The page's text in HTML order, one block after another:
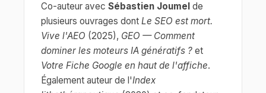
Co-auteur avec Sébastien Joumel de
plusieurs ouvrages dont Le SEO est mort.
Vive l'AEO (2025), GEO — Comment
dominer les moteurs IA génératifs ? et
Votre Fiche Google en haut de l'affiche.
Également auteur de l'Index